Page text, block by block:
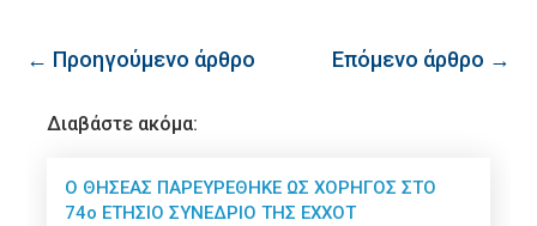
← Προηγούμενο άρθρο Επόμενο άρθρο →
Διαβάστε ακόμα:
Ο ΘΗΣΕΑΣ ΠΑΡΕΥΡΕΘΗΚΕ ΩΣ ΧΟΡΗΓΟΣ ΣΤΟ
74ο ΕΤΗΣΙΟ ΣΥΝΕΔΡΙΟ ΤΗΣ ΕΧΧΟΤ